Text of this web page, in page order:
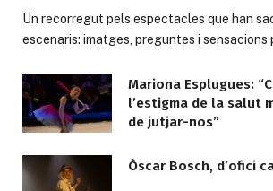
Un recorregut pels espectacles que han
escenaris: imatges, preguntes i sensacions
Mariona Esplugues:
l’estigma de la salut
de jutjar-nos”
Òscar Bosch, d’ofici